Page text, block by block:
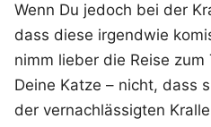
Wenn Du jedoch bei der
dass diese irgendwie
nimm lieber die Reise
Deine Katze – nicht, dass
der vernachlässigten